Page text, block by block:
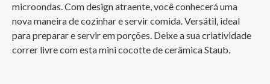
microondas. Com design atraente, você conhecerá uma
nova maneira de cozinhar e servir comida. Versátil, ideal
para preparar e servir em porções. Deixe a sua criatividade
correr livre com esta mini cocotte de cerâmica Staub.